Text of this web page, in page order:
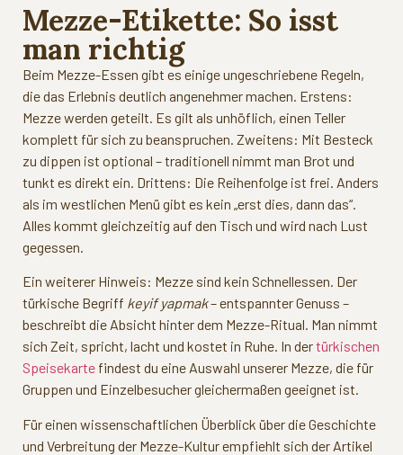
Mezze-Etikette: So isst
man richtig
Beim Mezze-Essen gibt es einige ungeschriebene Regeln,
die das Erlebnis deutlich angenehmer machen. Erstens:
Mezze werden geteilt. Es gilt als unhöflich, einen Teller
komplett für sich zu beanspruchen. Zweitens: Mit Besteck
zu dippen ist optional – traditionell nimmt man Brot und
tunkt es direkt ein. Drittens: Die Reihenfolge ist frei. Anders
als im westlichen Menü gibt es kein „erst dies, dann das“.
Alles kommt gleichzeitig auf den Tisch und wird nach Lust
gegessen.
Ein weiterer Hinweis: Mezze sind kein Schnellessen. Der
türkische Begriff keyif yapmak– entspannter Genuss –
beschreibt die Absicht hinter dem Mezze-Ritual. Man nimmt
sich Zeit, spricht, lacht und kostet in Ruhe. In dertürkischen
Speisekarte findest du eine Auswahl unserer Mezze, die für
Gruppen und Einzelbesucher gleichermaßen geeignet ist.
Für einen wissenschaftlichen Überblick über die Geschichte
und Verbreitung der Mezze-Kultur empfiehlt sich der Artikel